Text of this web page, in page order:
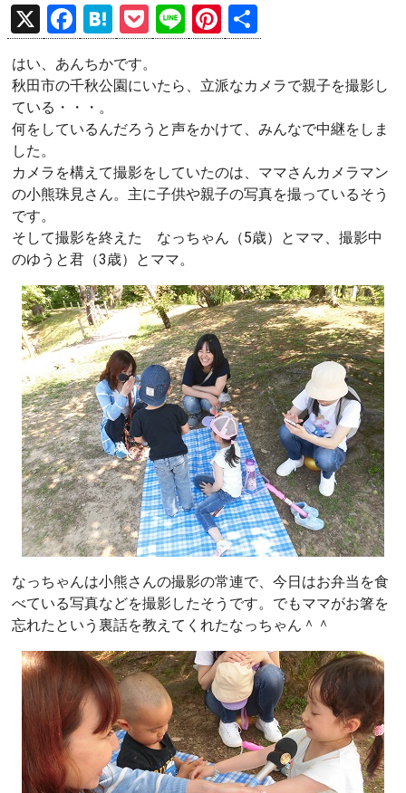
X
F
a
ce
b
o
o
k
H
at
e
a
P
o
ck
Li
n
Pi
nt
er
t
有
はい、あんちかです。
秋田市の千秋公園にいたら、立派なカメラで親子を撮影し
ている・・・。
何をしているんだろうと声をかけて、みんなで中継をしま
した。
カメラを構えて撮影をしていたのは、ママさんカメラマン
の小熊珠見さん。主に子供や親子の写真を撮っているそう
です。
そして撮影を終えた なっちゃん（5歳）とママ、撮影中
のゆうと君（3歳）とママ。
なっちゃんは小熊さんの撮影の常連で、今日はお弁当を食
べている写真などを撮影したそうです。でもママがお箸を
忘れたという裏話を教えてくれたなっちゃん＾＾